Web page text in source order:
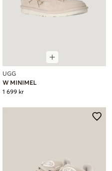
UGG
W MINIMEL
1 699 kr